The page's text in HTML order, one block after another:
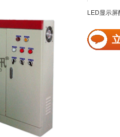
LED显示屏